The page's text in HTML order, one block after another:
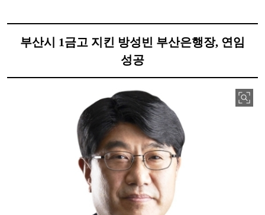
부산시 1금고 지킨 방성빈 부산은행장, 연임
성공